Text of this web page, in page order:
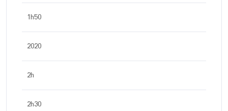
1h50
2020
2h
2h30